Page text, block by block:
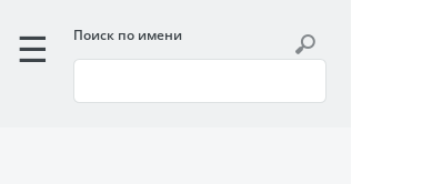
Поиск по имени